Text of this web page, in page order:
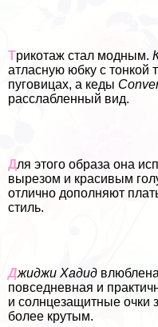
Трикотаж стал модным.
атласную юбку с тонкой
пуговицах, а кеды
расслабленный вид.
Для этого образа она
вырезом и красивым
отлично дополняют
стиль.
Джиджи Хадид
повседневная и
и солнцезащитные очки
более крутым.